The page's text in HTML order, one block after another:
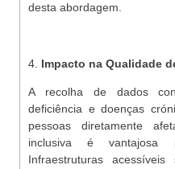
desta abordagem.
4. Impacto na Qualidade
A recolha de dados
deficiência e doenças
pessoas diretamente
inclusiva é vantajosa
Infraestruturas